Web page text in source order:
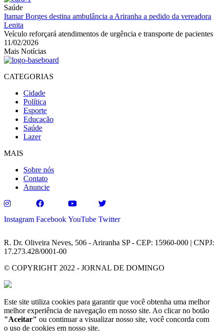
Saúde
Itamar Borges destina ambulância a Ariranha a pedido da vereadora
Lenita
Veículo reforçará atendimentos de urgência e transporte de pacientes
11/02/2026
Mais Notícias
CATEGORIAS
Cidade
Política
Esporte
Educação
Saúde
Lazer
MAIS
Sobre nós
Contato
Anuncie
Instagram Facebook YouTube Twitter
R. Dr. Oliveira Neves, 506 - Ariranha SP - CEP: 15960-000 | CNPJ:
17.273.428/0001-00
© COPYRIGHT 2022 - JORNAL DE DOMINGO
Este site utiliza cookies para garantir que você obtenha uma melhor
melhor experiência de navegação em nosso site. Ao clicar no botão
"Aceitar" ou continuar a visualizar nosso site, você concorda com
o uso de cookies em nosso site.